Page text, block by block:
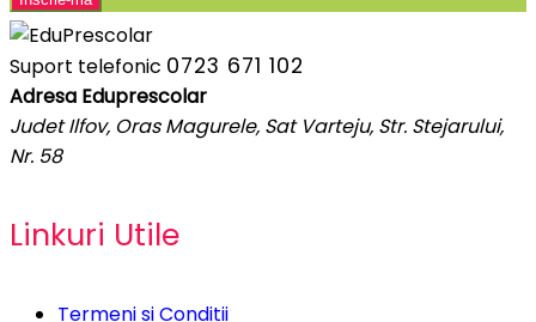
Suport telefonic 0723 671 102
Adresa Eduprescolar
Judet Ilfov, Oras Magurele, Sat Varteju, Str. Stejarului,
Nr. 58
Linkuri Utile
Termeni si Conditii